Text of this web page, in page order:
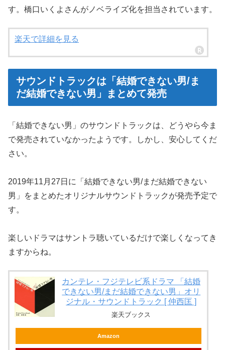
す。橋口いくよさんがノベライズ化を担当されています。
楽天で詳細を見る
サウンドトラックは「結婚できない男/ま
だ結婚できない男」まとめて発売
「結婚できない男」のサウンドトラックは、どうやら今ま
で発売されていなかったようです。しかし、安心してくだ
さい。
2019年11月27日に「結婚できない男/まだ結婚できない
男」をまとめたオリジナルサウンドトラックが発売予定で
す。
楽しいドラマはサントラ聴いているだけで楽しくなってき
ますからね。
カンテレ・フジテレビ系ドラマ 「結婚
できない男/まだ結婚できない男」オリ
ジナル・サウンドトラック [ 仲西匡 ]
楽天ブックス
Amazon